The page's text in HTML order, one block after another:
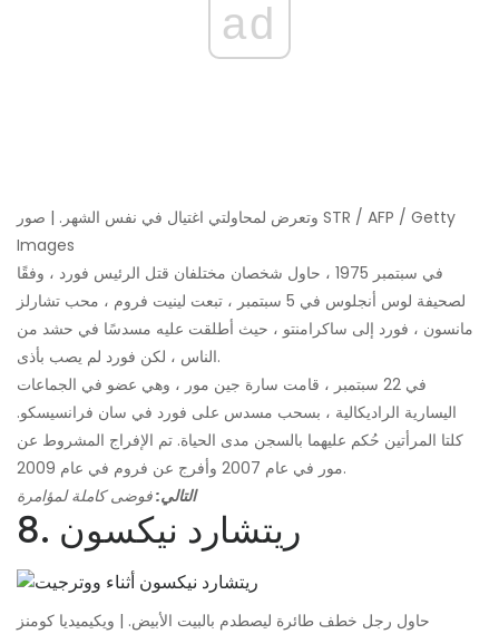
ad
وتعرض لمحاولتي اغتيال في نفس الشهر. | صور STR / AFP / Getty
Images
في سبتمبر 1975 ، حاول شخصان مختلفان قتل الرئيس فورد ، وفقًا
لصحيفة لوس أنجلوس في 5 سبتمبر ، تبعت لينيت فروم ، محب تشارلز
مانسون ، فورد إلى ساكرامنتو ، حيث أطلقت عليه مسدسًا في حشد من
الناس ، لكن فورد لم يصب بأذى.
في 22 سبتمبر ، قامت سارة جين مور ، وهي عضو في الجماعات
اليسارية الراديكالية ، بسحب مسدس على فورد في سان فرانسيسكو.
كلتا المرأتين حُكم عليهما بالسجن مدى الحياة. تم الإفراج المشروط عن
مور في عام 2007 وأفرج عن فروم في عام 2009.
التالي:فوضى كاملة لمؤامرة
8. ريتشارد نيكسون
حاول رجل خطف طائرة ليصطدم بالبيت الأبيض. | ويكيميديا ​​كومنز